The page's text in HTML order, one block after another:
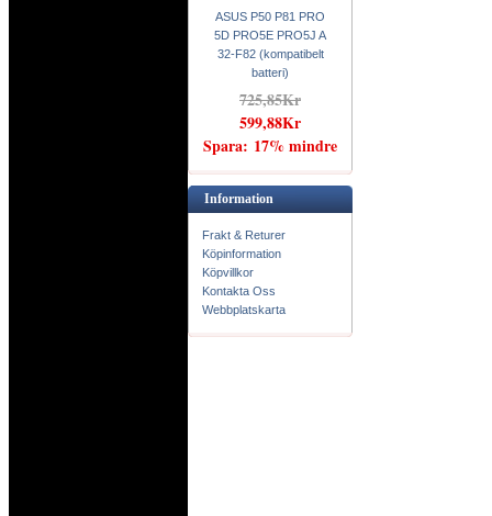
ASUS P50 P81 PRO
5D PRO5E PRO5J A
32-F82 (kompatibelt
batteri)
725,85Kr
599,88Kr
Spara: 17% mindre
Information
Frakt & Returer
Köpinformation
Köpvillkor
Kontakta Oss
Webbplatskarta